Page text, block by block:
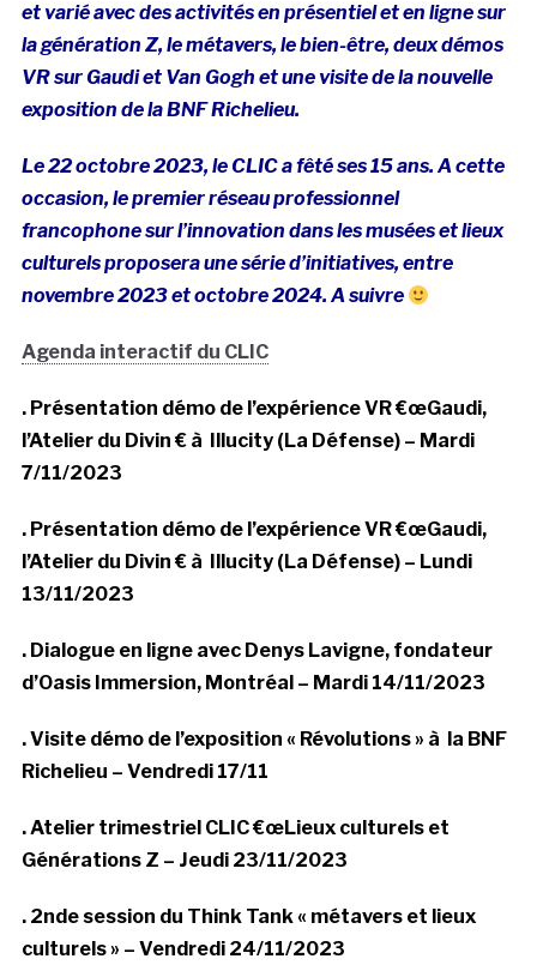
et varié avec des activités en présentiel et en ligne sur
la génération Z, le métavers, le bien-être, deux démos
VR sur Gaudi et Van Gogh et une visite de la nouvelle
exposition de la BNF Richelieu.
Le 22 octobre 2023, le CLIC a fêté ses 15 ans. A cette
occasion, le premier réseau professionnel
francophone sur l’innovation dans les musées et lieux
culturels proposera une série d’initiatives, entre
novembre 2023 et octobre 2024. A suivre
Agenda interactif du CLIC
. Présentation démo de l’expérience VR €œGaudi,
l’Atelier du Divin € à Illucity (La Défense) – Mardi
7/11/2023
. Présentation démo de l’expérience VR €œGaudi,
l’Atelier du Divin € à Illucity (La Défense) – Lundi
13/11/2023
. Dialogue en ligne avec Denys Lavigne, fondateur
d’Oasis Immersion, Montréal – Mardi 14/11/2023
. Visite démo de l’exposition « Révolutions » à la BNF
Richelieu – Vendredi 17/11
. Atelier trimestriel CLIC €œLieux culturels et
Générations Z – Jeudi 23/11/2023
. 2nde session du Think Tank « métavers et lieux
culturels » – Vendredi 24/11/2023